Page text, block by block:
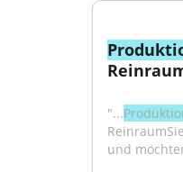
"...
und